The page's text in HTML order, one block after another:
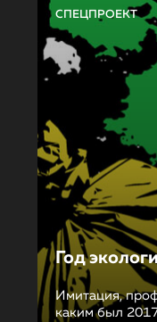
СПЕЦПРОЕКТ
Год
Имитация,
каким был